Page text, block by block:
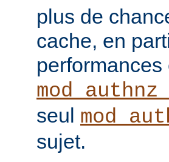
plus de
cache, en
seul
sujet.